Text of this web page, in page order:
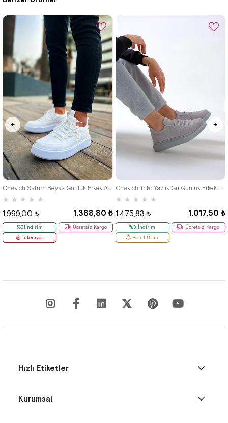
%31İndirim
Ücretsiz
%31İndirim
★ ★ ★ ★ ★
1.388,80 ₺
1.999,00 ₺
%31İndirim
Ücretsiz Kargo
Tükeniyor
40 42
★ ★ ★ ★ ★
1.017,50 ₺
1.475,83 ₺
%31İndirim
Ücretsiz Kargo
Son 1 Ürün
Hızlı Etiketler
Kurumsal